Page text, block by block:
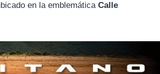
en la emblemáticaCalle